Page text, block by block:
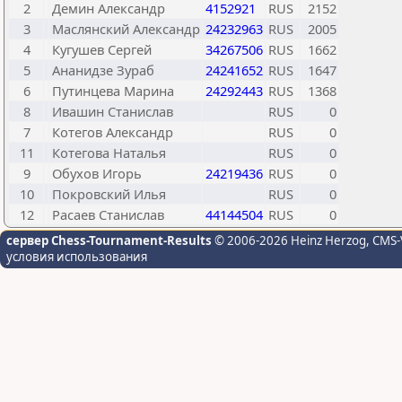
2
Демин Александр 4152921 RUS
2152
3
Маслянский Александр 24232963 RUS
2005
4
Кугушев Сергей 34267506 RUS
1662
5
Ананидзе Зураб 24241652 RUS
1647
6
Путинцева Марина 24292443 RUS
1368
8
Ивашин Станислав RUS
0
7
Котегов Александр RUS
0
11
Котегова Наталья RUS
0
9
Обухов Игорь 24219436 RUS
0
10
Покровский Илья RUS
0
12
Расаев Станислав 44144504 RUS 0
сервер Chess-Tournament-Results © 2006-2026 Heinz Herzog,
условия использования